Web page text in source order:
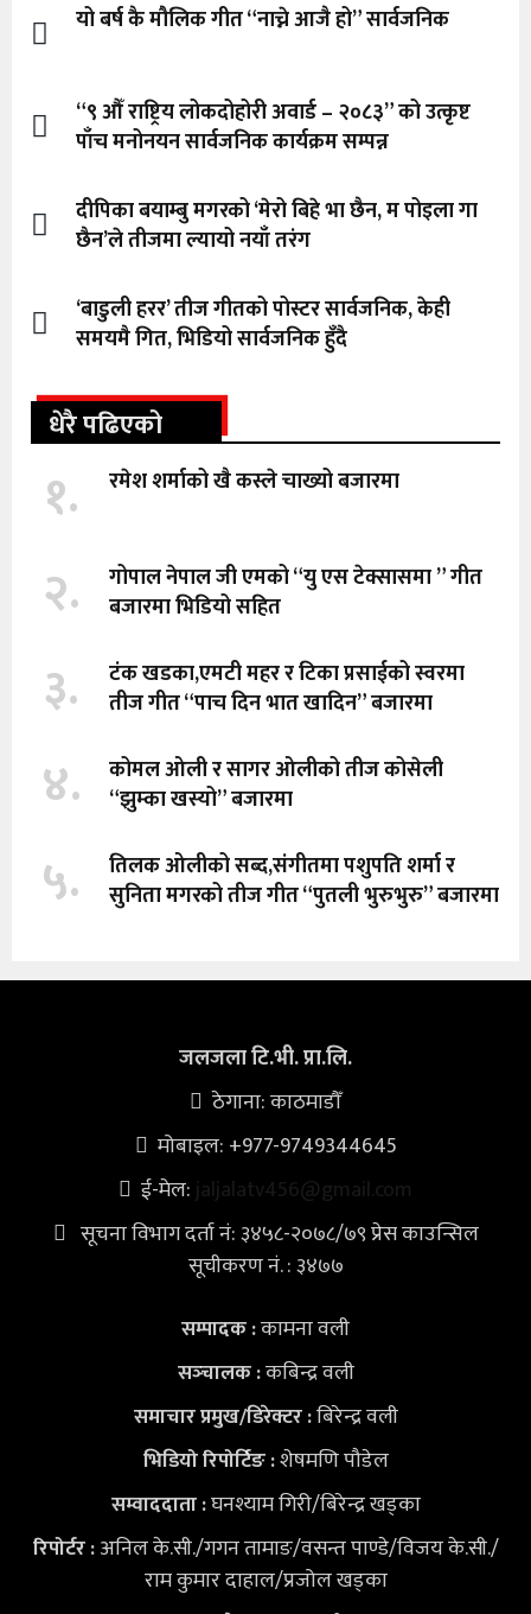
यो बर्ष कै मौलिक गीत “नाच्ने आजै हो” सार्वजनिक
“९ औँ राष्ट्रिय लोकदोहोरी अवार्ड – २०८३” को उत्कृष्ट
पाँच मनोनयन सार्वजनिक कार्यक्रम सम्पन्न
दीपिका बयाम्बु मगरको ‘मेरो बिहे भा छैन, म पोइला गा
छैन’ले तीजमा ल्यायो नयाँ तरंग
‘बाडुली हरर’ तीज गीतको पोस्टर सार्वजनिक, केही
समयमै गित, भिडियो सार्वजनिक हुँदै
धेरै पढिएको
१. रमेश शर्माको खै कस्ले चाख्यो बजारमा
२.
गोपाल नेपाल जी एमको “यु एस टेक्सासमा ” गीत
बजारमा भिडियो सहित
३.
टंक खडका,एमटी महर र टिका प्रसाईको स्वरमा
तीज गीत “पाच दिन भात खादिन” बजारमा
४.
कोमल ओली र सागर ओलीको तीज कोसेली
“झुम्का खस्यो” बजारमा
५.
तिलक ओलीको सब्द,संगीतमा पशुपति शर्मा र
सुनिता मगरको तीज गीत “पुतली भुरुभुरु” बजारमा
जलजला टि.भी. प्रा.लि.
ठेगाना: काठमाडौँ
मोबाइल: +977-9749344645
ई-मेल: jaljalatv456@gmail.com
सूचना विभाग दर्ता नं: ३४५८-२०७८/७९ प्रेस काउन्सिल
सूचीकरण नं. : ३४७७
सम्पादक :कामना वली
सञ्‍चालक :कबिन्द्र वली
समाचार प्रमुख/डिरेक्टर :बिरेन्द्र वली
भिडियोरिपोर्टिङ :शेषमणि पौडेल
सम्वाददाता :घनश्याम गिरी/बिरेन्द्र खड्का
रिपोर्टर :अनिल के.सी./गगन तामाङ/वसन्त पाण्डे/विजय के.सी./
राम कुमार दाहाल/प्रजोल खड्का